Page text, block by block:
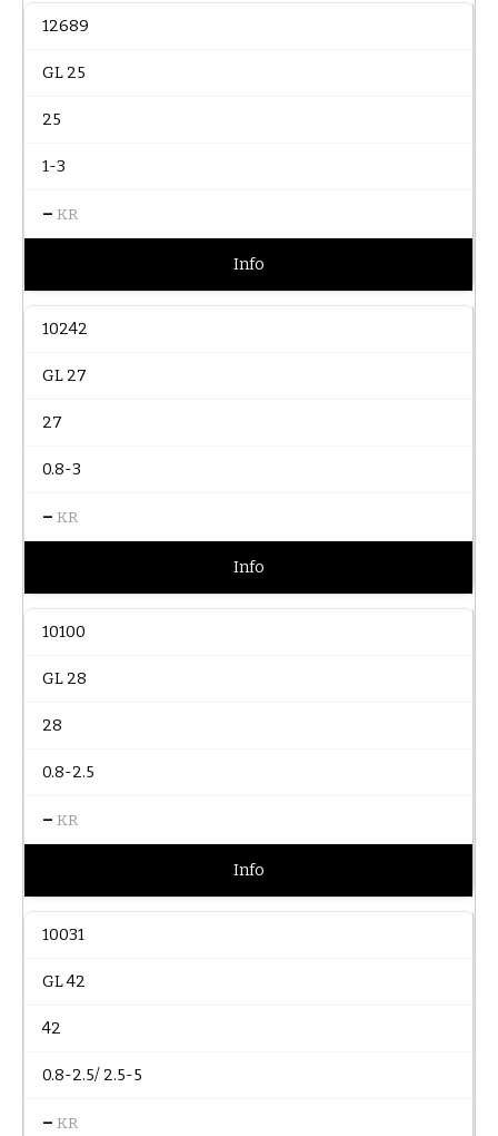
12689
GL 25
25
1-3
– KR
Info
10242
GL 27
27
0.8-3
– KR
Info
10100
GL 28
28
0.8-2.5
– KR
Info
10031
GL 42
42
0.8-2.5/ 2.5-5
– KR